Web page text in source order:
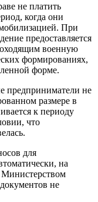
не платить
когда они
При
предоставляется
военную
формированиях,
форме.
предприниматели не
размере в
к периоду
что
для
на
Министерством
не